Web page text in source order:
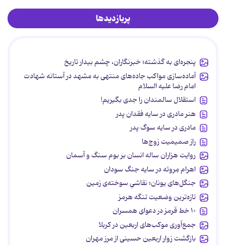
پربازدیدها
پنجره‌ای به گذشته؛ خبرنگاران، چشم بیدار تاریخ
آماده‌سازی مواکب جاده‌های منتهی به مشهد در آستانه شهادت
امام رضا علیه السلام
استقلال سالمندان را جدی بگیریم!
هنر مادری در سایه‌ فقدان پدر
مادری در سایه سوگ پدر
راز صمیمیت زوج‌ها
روایت هزاران ساله انسان بر بوم سنگ و آسمان
اهرام مِروئه در سایه جنگ سودان
جنگل‌های یونان؛ نقاشیِ سوخته‌ی زمین
تازه‌ترین وضعیت تنگه هرمز
۱۰ خط قرمز در دعوای همسران
جمع‌آوری موکب‌های اربعین در کربلا
بازگشت زوار اربعین حسینی از مرز مهران